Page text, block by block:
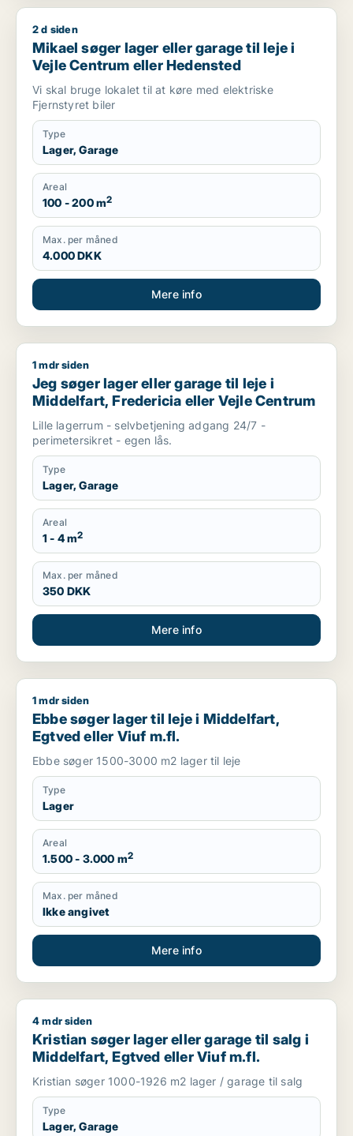
Mikael søger lager eller garage til leje i Vejle Centrum eller
2 d siden
Mikael søger lager eller garage til leje i
Vejle Centrum eller Hedensted
Vi skal bruge lokalet til at køre med elektriske
Fjernstyret biler
Type
Lager, Garage
Areal
100 - 200 m2
Max. per måned
4.000 DKK
Mere info
Jeg søger lager eller garage til leje i Middelfart, Fredericia
1 mdr siden
Jeg søger lager eller garage til leje i
Middelfart, Fredericia eller Vejle Centrum
Lille lagerrum - selvbetjening adgang 24/7 -
perimetersikret - egen lås.
Type
Lager, Garage
Areal
1 - 4 m2
Max. per måned
350 DKK
Mere info
Ebbe søger lager til leje i Middelfart, Egtved eller Viuf m.fl.
1 mdr siden
Ebbe søger lager til leje i Middelfart,
Egtved eller Viuf m.fl.
Ebbe søger 1500-3000 m2 lager til leje
Type
Lager
Areal
1.500 - 3.000 m2
Max. per måned
Ikke angivet
Mere info
Kristian søger lager eller garage til salg i Middelfart, Egtved
4 mdr siden
Kristian søger lager eller garage til salg i
Middelfart, Egtved eller Viuf m.fl.
Kristian søger 1000-1926 m2 lager / garage til salg
Type
Lager, Garage